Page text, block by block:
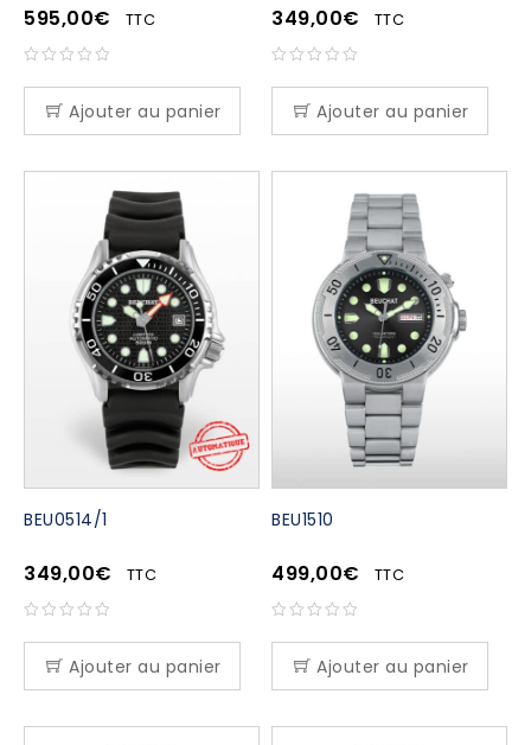
595,00€ TTC
Ajouter au panier
349,00€ TTC
Ajouter au panier
BEU0514/1
349,00€ TTC
Ajouter au panier
BEU1510
499,00€ TTC
Ajouter au panier